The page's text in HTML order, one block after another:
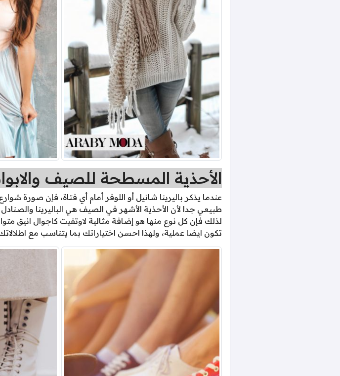
الأحذية المسطحة للصيف
عندما يذكر باليرينا شانيل أو اللوفر أمام أي فتاة، فإن صورة
طبيعي جدا لأن الأحذية الأشهر في الصيف هي الباليرينا
لذلك فإن كل نوع منها هو إضافة مثالية لاوتفيت كاجوال انيق
تكون ايضا عملية، ولهذا احسن اختياراتك بما يتناسب مع